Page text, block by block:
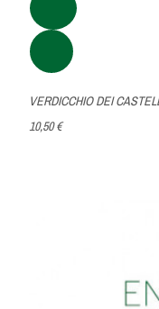
VERDICCHIO DEI
10,50 €